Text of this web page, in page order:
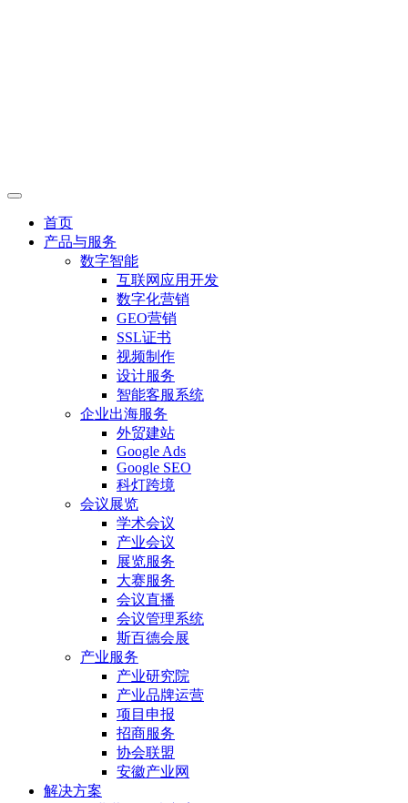
首页
产品与服务
数字智能
互联网应用开发
数字化营销
GEO营销
SSL证书
视频制作
设计服务
智能客服系统
企业出海服务
外贸建站
Google Ads
Google SEO
科灯跨境
会议展览
学术会议
产业会议
展览服务
大赛服务
会议直播
会议管理系统
斯百德会展
产业服务
产业研究院
产业品牌运营
项目申报
招商服务
协会联盟
安徽产业网
解决方案